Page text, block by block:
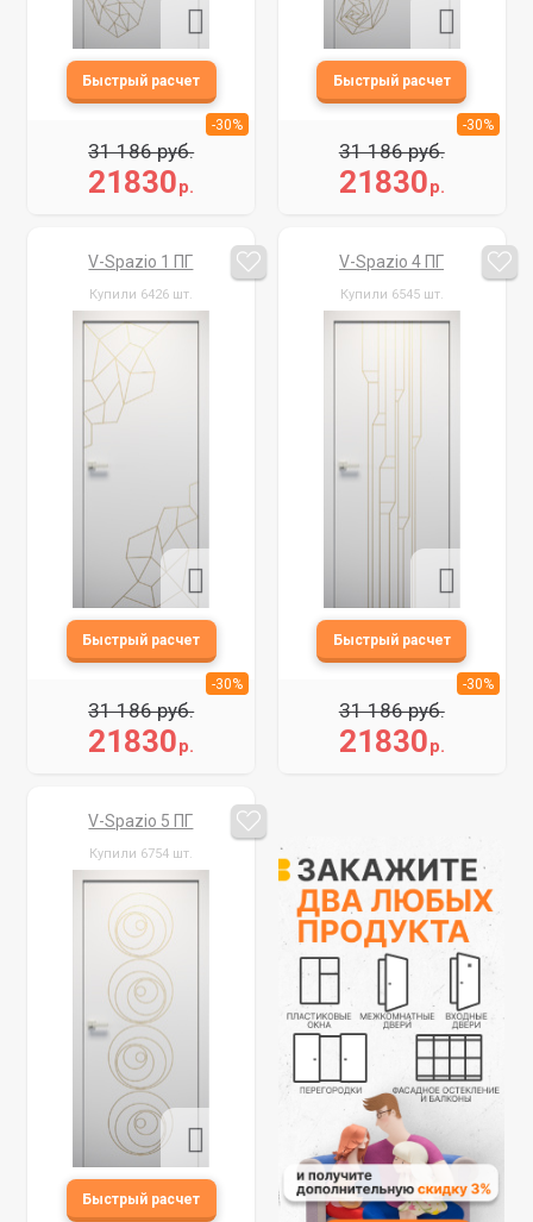
21830р.
31 186 руб.
-30%
21830р.
31 186 руб.
-30%
V-Spazio 1 ПГ
Купили 6426 шт.
21830р.
31 186 руб.
-30%
V-Spazio 4 ПГ
Купили 6545 шт.
21830р.
31 186 руб.
-30%
V-Spazio 5 ПГ
Купили 6754 шт.